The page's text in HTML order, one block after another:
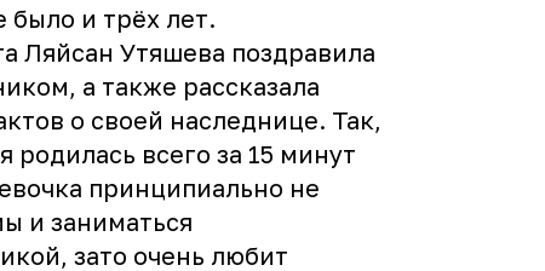
было и трёх лет.
Ляйсан Утяшева поздравила
а также рассказала
о своей наследнице. Так,
всего за 15 минут
принципиально не
и заниматься
зато очень любит